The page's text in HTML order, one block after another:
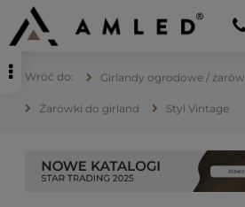
Girlandy ogrodowe /
Żarówki do girland Styl Vintage